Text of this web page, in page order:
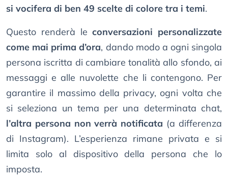
si vocifera di ben 49 scelte di colore tra i temi.
Questo renderà leconversazioni personalizzate
come mai prima d’ora, dando modo a ogni singola
persona iscritta di cambiare tonalità allo sfondo, ai
messaggi e alle nuvolette che li contengono. Per
garantire il massimo della privacy, ogni volta che
si seleziona un tema per una determinata chat,
l’altra persona non verrà notificata (a differenza
di Instagram). L’esperienza rimane privata e si
limita solo al dispositivo della persona che lo
imposta.